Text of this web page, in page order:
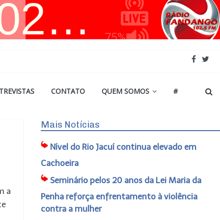
CONTATO QUEM SOMOS #
a
Mais Notícias
Nível do Rio Jacuí continua elevado em
Cachoeira
Seminário pelos 20 anos da Lei Maria da
Penha reforça enfrentamento à violência
contra a mulher